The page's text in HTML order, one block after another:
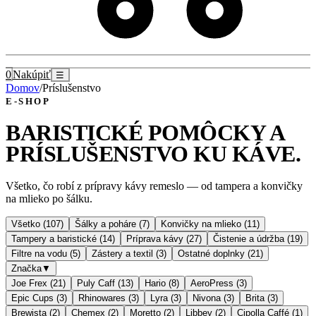
0Nakúpiť ☰
Domov/Príslušenstvo
E-SHOP
BARISTICKÉ POMÔCKY A
PRÍSLUŠENSTVO KU KÁVE.
Všetko, čo robí z prípravy kávy remeslo — od tampera a konvičky
na mlieko po šálku.
Všetko (107) Šálky a poháre (7) Konvičky na mlieko (11 )
Tampery a baristické (14) Príprava kávy (27) Čistenie a údržba (19)
Filtre na vodu (5) Zástery a textil (3) Ostatné doplnky (21 )
Značka▼
Joe Frex (21 ) Puly Caff (13) Hario (8) AeroPress (3)
Epic Cups (3) Rhinowares (3) Lyra (3) Nivona (3) Brita (3)
Brewista (2) Chemex (2) Moretto (2) Libbey (2) Cipolla Caffé (1 )